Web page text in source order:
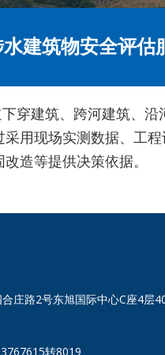
建筑物安全评估
穿建筑、跨河建筑、沿
用现场实测数据、工
造等提供决策依据。
庄路2号东旭国际中心C座4层
转8019